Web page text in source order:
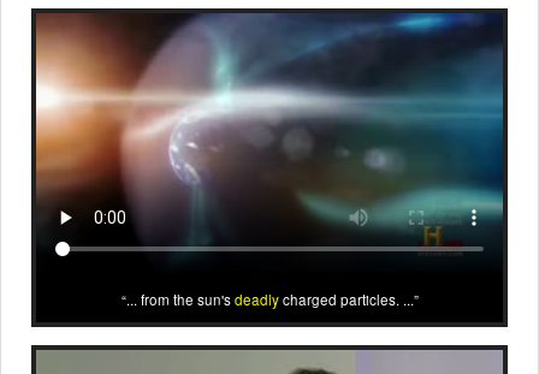
... from the sun'sdeadlycharged particles. ...